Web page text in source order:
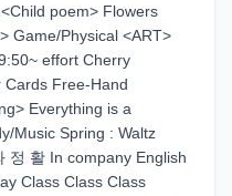
poem> Flowers
Game/Physical <ART>
effort Cherry
Cards Free-Hand
Everything is a
Music Spring : Waltz
정 활 In company English
Class Class Class